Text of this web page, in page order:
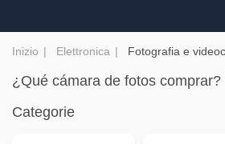
Inizio Elettronica Fotografia e
¿Qué cámara de fotos comprar?
Categorie